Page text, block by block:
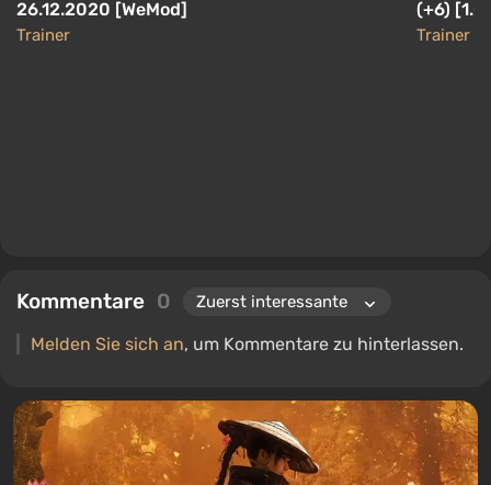
26.12.2020 [WeMod]
Trainer
(+6)
Trainer
Kommentare 0
Melden Sie sich an, um Kommentare zu hinterlassen.